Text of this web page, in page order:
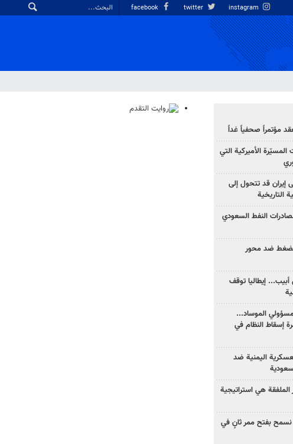
مؤتمراً صحفياً غداً
الأميركية التي
إيران قد تتحول إلى
التاريخية
النفط السعودي
ضد محور
إيطاليا توقف
الموساد...
إسقاط النظام في
اليمنية ضد
الملفقة هي استراتيجية
بفتح ممر ثانٍ في